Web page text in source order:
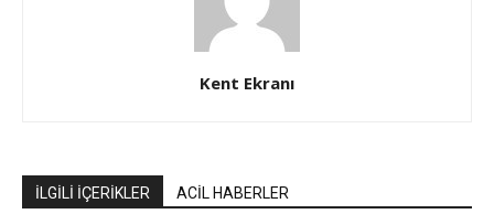
Kent Ekranı
İLGİLİ İÇERİKLER ACİL HABERLER